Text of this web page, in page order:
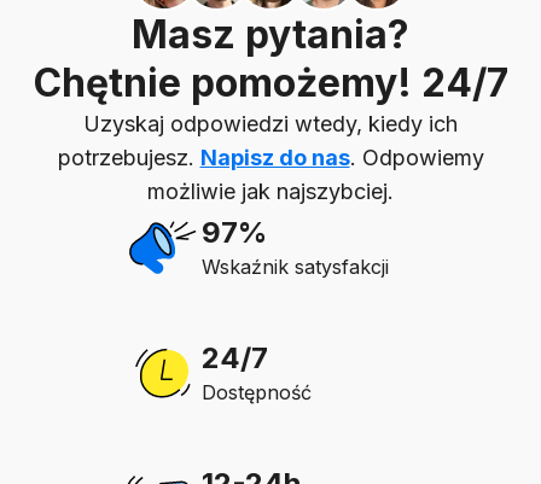
Masz pytania?
Chętnie pomożemy! 24/7
Uzyskaj odpowiedzi wtedy, kiedy ich
potrzebujesz. Napisz do nas. Odpowiemy
możliwie jak najszybciej.
97%
Wskaźnik satysfakcji
24/7
Dostępność